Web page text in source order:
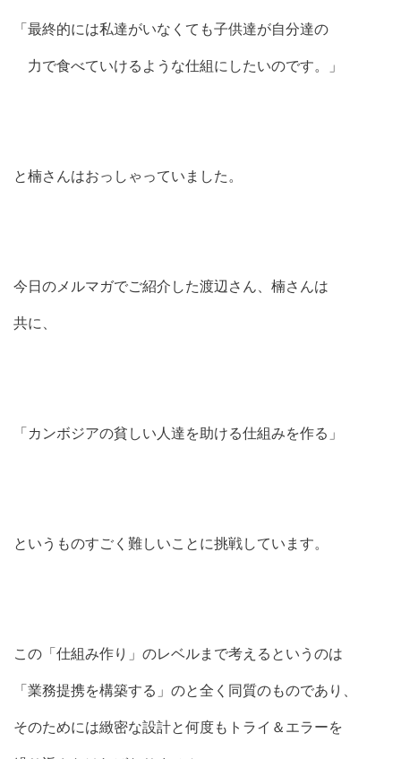
「最終的には私達がいなくても子供達が自分達の
力で食べていけるような仕組にしたいのです。」
と楠さんはおっしゃっていました。
今日のメルマガでご紹介した渡辺さん、楠さんは
共に、
「カンボジアの貧しい人達を助ける仕組みを作る」
というものすごく難しいことに挑戦しています。
この「仕組み作り」のレベルまで考えるというのは
「業務提携を構築する」のと全く同質のものであり、
そのためには緻密な設計と何度もトライ＆エラーを